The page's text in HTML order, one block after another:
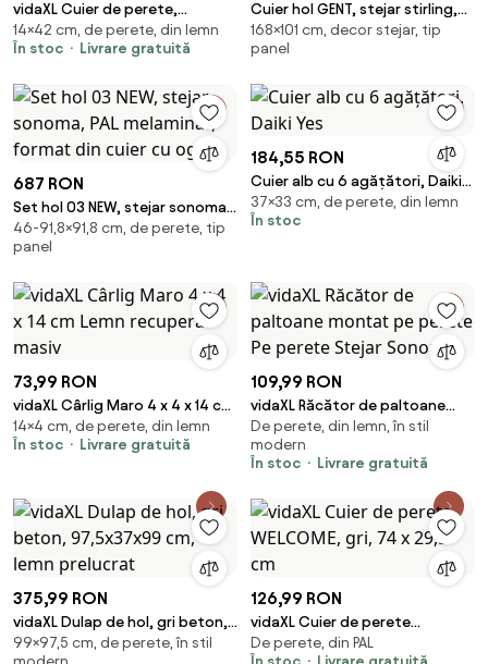
vidaXL Cuier de perete,
42x8,5x14 cm, lemn masiv de
nuc
14×42 cm, de perete, din lemn
În stoc
Livrare gratuită
Cuier hol GENT, stejar stirling,
PAL, 101x24x168 cm
168×101 cm, decor stejar, tip
panel
687 RON
Set hol 03 NEW, stejar sonoma,
PAL melaminat, format din cuier
cu ogli
46-91,8×91,8 cm, de perete, tip
panel
184,55 RON
Cuier alb cu 6 agățători, Daiki
Yes
37×33 cm, de perete, din lemn
În stoc
73,99 RON
vidaXL Cârlig Maro 4 x 4 x 14 cm
Lemn recuperat masiv
14×4 cm, de perete, din lemn
În stoc
Livrare gratuită
109,99 RON
vidaXL Răcător de paltoane
montat pe perete Pe perete
Stejar Sonoma
De perete, din lemn, în stil
modern
În stoc
Livrare gratuită
375,99 RON
vidaXL Dulap de hol, gri beton,
97,5x37x99 cm, lemn prelucrat
99×97,5 cm, de perete, în stil
126,99 RON
vidaXL Cuier de perete
WELCOME, gri, 74 x 29,5 cm
De perete, din PAL